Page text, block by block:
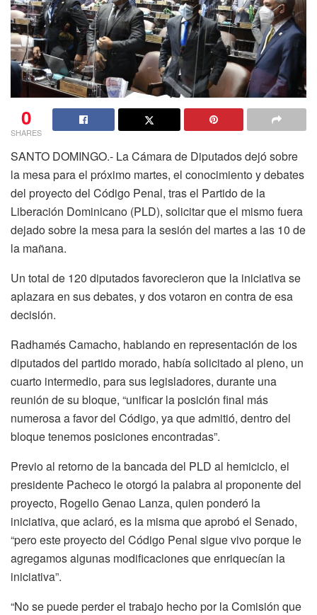
0
SHARES
SANTO DOMINGO.- La Cámara de Diputados dejó sobre
la mesa para el próximo martes, el conocimiento y debates
del proyecto del Código Penal, tras el Partido de la
Liberación Dominicano (PLD), solicitar que el mismo fuera
dejado sobre la mesa para la sesión del martes a las 10 de
la mañana.
Un total de 120 diputados favorecieron que la iniciativa se
aplazara en sus debates, y dos votaron en contra de esa
decisión.
Radhamés Camacho, hablando en representación de los
diputados del partido morado, había solicitado al pleno, un
cuarto intermedio, para sus legisladores, durante una
reunión de su bloque, “unificar la posición final más
numerosa a favor del Código, ya que admitió, dentro del
bloque tenemos posiciones encontradas”.
Previo al retorno de la bancada del PLD al hemiciclo, el
presidente Pacheco le otorgó la palabra al proponente del
proyecto, Rogelio Genao Lanza, quien ponderó la
iniciativa, que aclaró, es la misma que aprobó el Senado,
“pero este proyecto del Código Penal sigue vivo porque le
agregamos algunas modificaciones que enriquecían la
iniciativa”.
“No se puede perder el trabajo hecho por la Comisión que